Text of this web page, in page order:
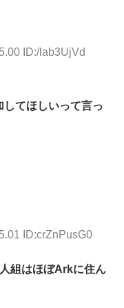
ID:/lab3UjVd
てほしいって言っ
ID:crZnPusG0
組はほぼArkに住ん